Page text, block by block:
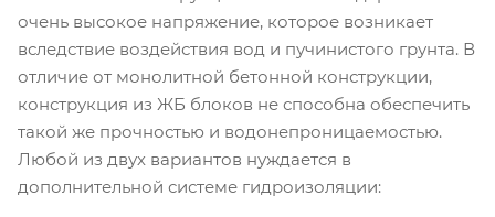
очень высокое напряжение, которое возникает
вследствие воздействия вод и пучинистого грунта. В
отличие от монолитной бетонной конструкции,
конструкция из ЖБ блоков не способна обеспечить
такой же прочностью и водонепроницаемостью.
Любой из двух вариантов нуждается в
дополнительной системе гидроизоляции: